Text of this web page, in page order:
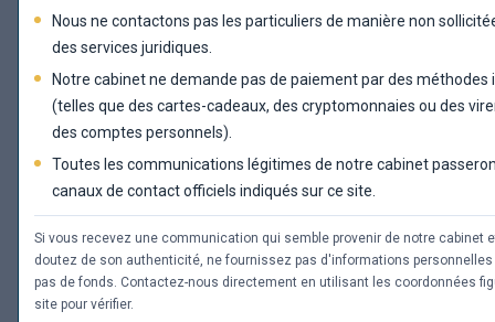
Nous ne contactons pas les particuliers de manière non
des services juridiques.
Notre cabinet ne demande pas de paiement par des méthodes
(telles que des cartes-cadeaux, des cryptomonnaies ou des
des comptes personnels).
Toutes les communications légitimes de notre cabinet
canaux de contact officiels indiqués sur ce site.
Si vous recevez une communication qui semble provenir de notre cabinet
doutez de son authenticité, ne fournissez pas d'informations
pas de fonds. Contactez-nous directement en utilisant les coordonnées
site pour vérifier.